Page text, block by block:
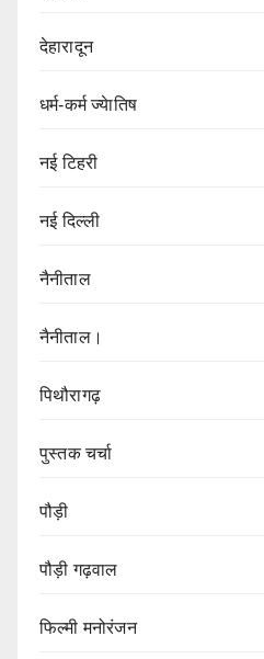
देहारादून
धर्म-कर्म ज्येातिष
नई टिहरी
नई दिल्ली
नैनीताल
नैनीताल।
पिथौरागढ़
पुस्तक चर्चा
पौड़ी
पौड़ी गढ़वाल
फिल्मी मनोरंजन